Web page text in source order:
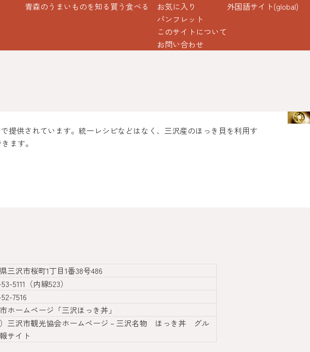
青森のうまいものを知る 買う 食べる
お気に入り
パンフレット
このサイトについて
お問い合わせ
外国語サイト(global)
提供されています。統一レシピなどはなく、三沢産のほっき貝を利用す
ます。
三沢市桜町1丁目1番38号486
5111（内線523）
7516
ホームページ「三沢ほっき丼」
）三沢市観光協会ホームページ – 三沢名物 ほっき丼 グル
サイト